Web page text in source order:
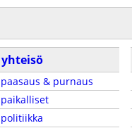
yhteisö
paasaus & purnaus
paikalliset
politiikka